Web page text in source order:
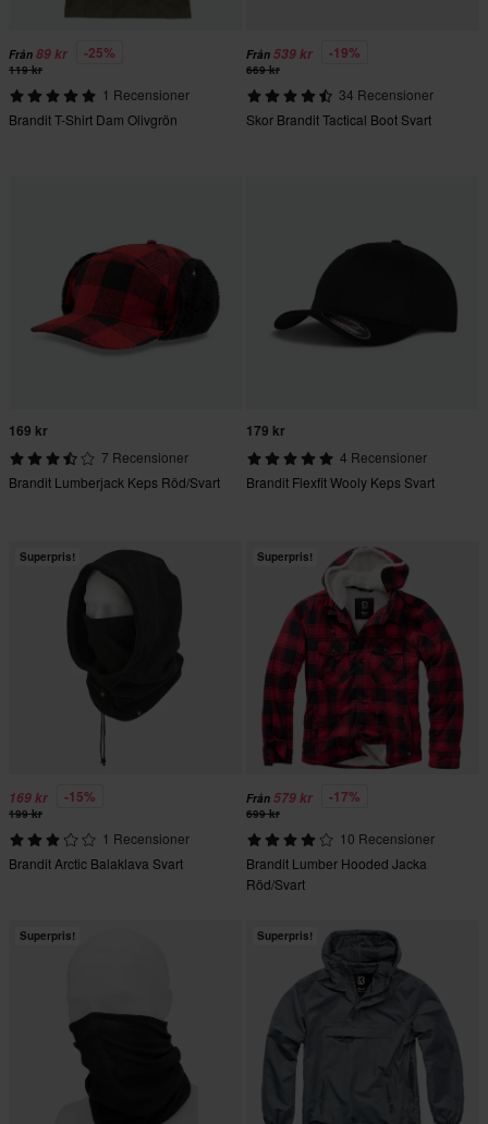
Från 89 kr -25%
119 kr
1 Recensioner
Brandit T-Shirt Dam Olivgrön
Från 539 kr -19%
669 kr
34 Recensioner
Skor Brandit Tactical Boot Svart
169 kr
7 Recensioner
Brandit Lumberjack Keps Röd/Svart
179 kr
4 Recensioner
Brandit Flexfit Wooly Keps Svart
Superpris!
169 kr -15%
199 kr
1 Recensioner
Brandit Arctic Balaklava Svart
Superpris!
Från 579 kr -17%
699 kr
10 Recensioner
Brandit Lumber Hooded Jacka
Röd/Svart
Superpris! Superpris!